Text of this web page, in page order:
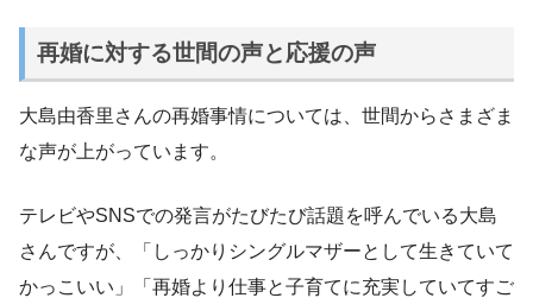
再婚に対する世間の声と応援の声
大島由香里さんの再婚事情については、世間からさまざま
な声が上がっています。
テレビやSNSでの発言がたびたび話題を呼んでいる大島
さんですが、「しっかりシングルマザーとして生きていて
かっこいい」「再婚より仕事と子育てに充実していてすご